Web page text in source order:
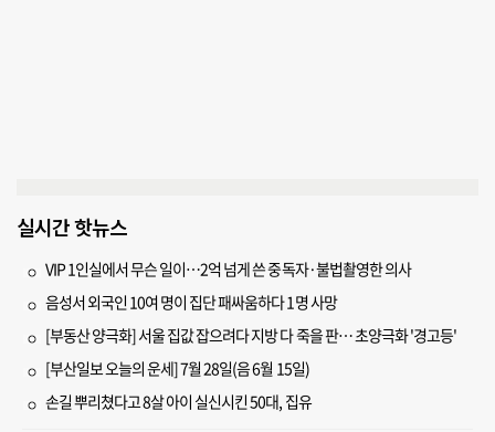
실시간 핫뉴스
VIP 1인실에서 무슨 일이…2억 넘게 쓴 중독자·불법촬영한 의사
음성서 외국인 10여 명이 집단 패싸움하다 1명 사망
[부동산 양극화] 서울 집값 잡으려다 지방 다 죽을 판… 초양극화 '경고등'
[부산일보 오늘의 운세] 7월 28일(음 6월 15일)
손길 뿌리쳤다고 8살 아이 실신시킨 50대, 집유